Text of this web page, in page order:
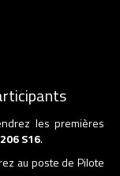
les premières
206 S16.
au poste de Pilote